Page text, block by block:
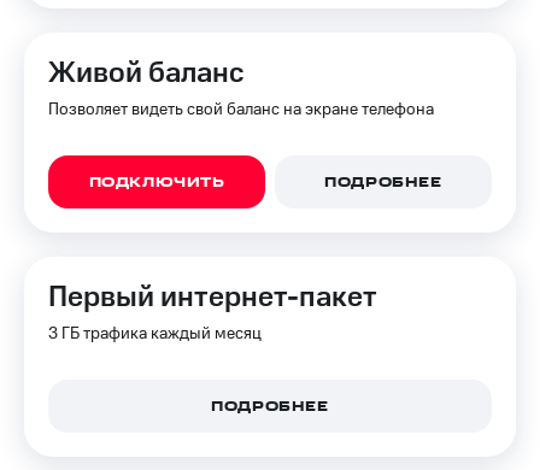
Живой баланс
Позволяет видеть свой баланс на экране телефона
ПОДКЛЮЧИТЬ ПОДРОБНЕЕ
Первый интернет-пакет
3 ГБ трафика каждый месяц
ПОДРОБНЕЕ